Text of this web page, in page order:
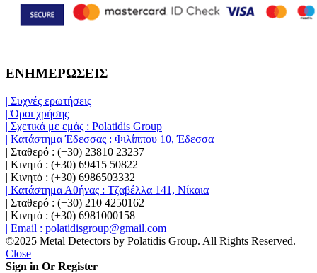
ΕΝΗΜΕΡΩΣΕΙΣ
| Συχνές ερωτήσεις
| Όροι χρήσης
| Σχετικά με εμάς : Polatidis Group
| Κατάστημα Έδεσσας : Φιλίππου 10, Έδεσσα
| Σταθερό : (+30) 23810 23237
| Κινητό : (+30) 69415 50822
| Κινητό : (+30) 6986503332
| Κατάστημα Αθήνας : Τζαβέλλα 141, Νίκαια
| Σταθερό : (+30) 210 4250162
| Κινητό : (+30) 6981000158
| Email : polatidisgroup@gmail.com
©2025 Metal Detectors by Polatidis Group. All Rights Reserved.
Close
Sign in Or Register